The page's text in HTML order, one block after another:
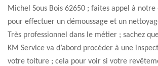
Michel Sous Bois 62650 ; faites appel à
pour effectuer un démoussage et un
Très professionnel dans le métier ; sachez
KM Service va d’abord procéder à une
votre toiture ; cela pour voir si votre